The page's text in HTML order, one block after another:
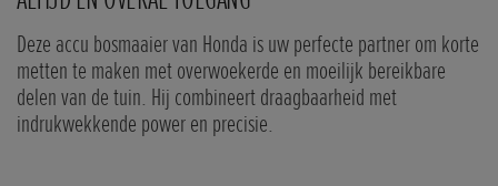
Deze accu bosmaaier van Honda is uw perfecte partner om korte
metten te maken met overwoekerde en moeilijk bereikbare
delen van de tuin. Hij combineert draagbaarheid met
indrukwekkende power en precisie.